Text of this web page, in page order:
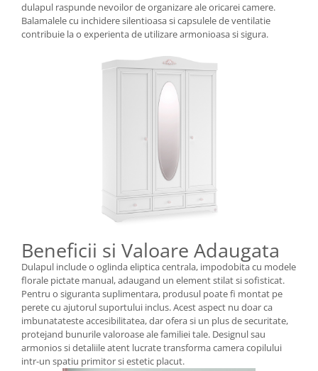
dulapul raspunde nevoilor de organizare ale oricarei camere.
Balamalele cu inchidere silentioasa si capsulele de ventilatie
contribuie la o experienta de utilizare armonioasa si sigura.
Beneficii si Valoare Adaugata
Dulapul include o oglinda eliptica centrala, impodobita cu modele
florale pictate manual, adaugand un element stilat si sofisticat.
Pentru o siguranta suplimentara, produsul poate fi montat pe
perete cu ajutorul suportului inclus. Acest aspect nu doar ca
imbunatateste accesibilitatea, dar ofera si un plus de securitate,
protejand bunurile valoroase ale familiei tale. Designul sau
armonios si detaliile atent lucrate transforma camera copilului
intr-un spatiu primitor si estetic placut.